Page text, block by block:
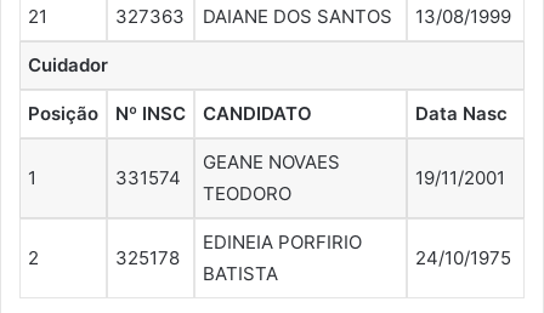
21 327363 DAIANE DOS SANTOS 13/08/1999
Cuidador
Posição Nº INSC CANDIDATO Data Nasc
1 331574
GEANE NOVAES
TEODORO
19/11/2001
2 325178
EDINEIA PORFIRIO
BATISTA
24/10/1975